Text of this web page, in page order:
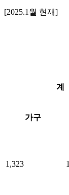
[2025.1월 현재]
계
가구
1,323